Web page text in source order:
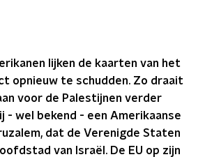
lijken de kaarten van het
opnieuw te schudden. Zo draait
voor de Palestijnen verder
- wel bekend - een Amerikaanse
dat de Verenigde Staten
van Israël. De EU op zijn